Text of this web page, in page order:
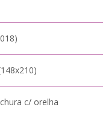
c/ orelha